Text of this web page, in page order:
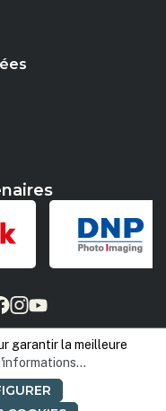
garantir la meilleure